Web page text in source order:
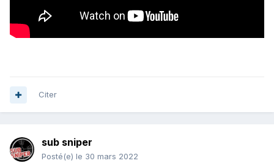
Citer
sub sniper
Posté(e) le 30 mars 2022